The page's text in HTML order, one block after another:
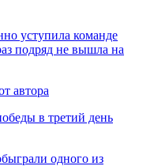
уступила команде
подряд не вышла на
автора
в третий день
одного из